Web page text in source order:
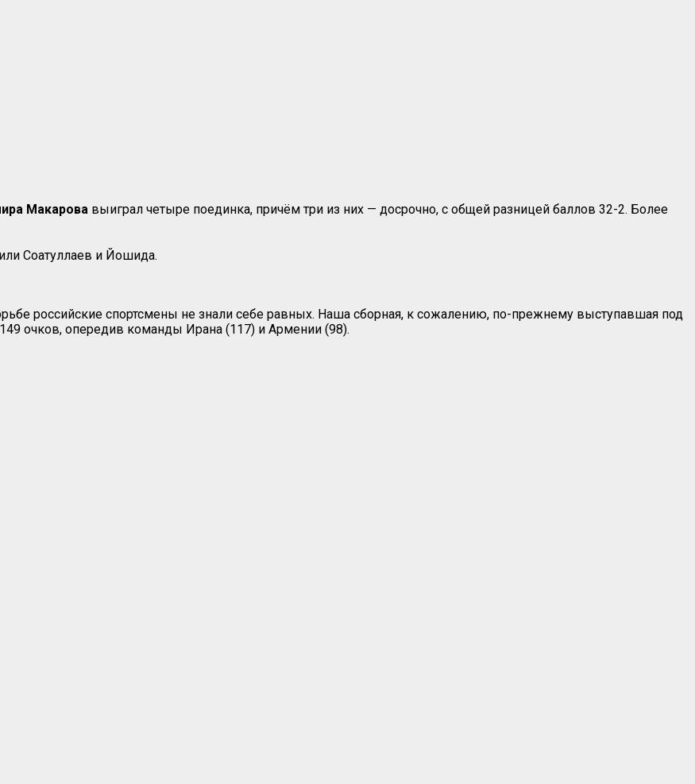
Макарова выиграл четыре поединка, причём три из них — досрочно, с общей разницей баллов 32-2. Более
Соатуллаев и Йошида.
российские спортсмены не знали себе равных. Наша сборная, к сожалению, по-прежнему выступавшая под
очков, опередив команды Ирана (117) и Армении (98).